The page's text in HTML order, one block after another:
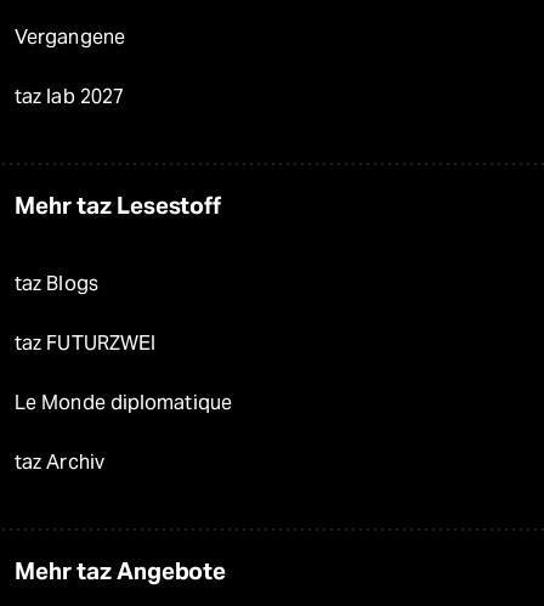
Vergangene
taz lab 2027
Mehr taz Lesestoff
taz Blogs
taz FUTURZWEI
Le Monde diplomatique
taz Archiv
Mehr taz Angebote